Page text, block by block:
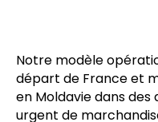
Moldavie